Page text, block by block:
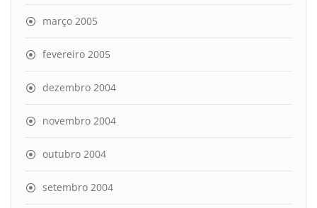
março 2005
fevereiro 2005
dezembro 2004
novembro 2004
outubro 2004
setembro 2004